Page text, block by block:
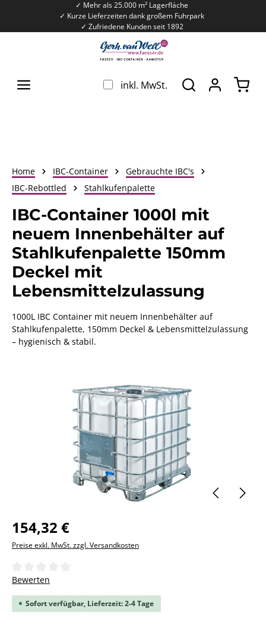
Zum Hauptinhalt springen
✓ Mehr als 25.000 m² Lagerfläche
✓ Kurze Lieferzeiten dank großem Fuhrpark
✓ Zufriedene Kunden seit 1892
inkl. MwSt.
Home IBC-Container
Gebrauchte IBC's
IBC-Rebottled
Stahlkufenpalette
IBC-Container 1000l mit
neuem Innenbehälter auf
Stahlkufenpalette 150mm
Deckel mit
Lebensmittelzulassung
1000L IBC Container mit neuem Innenbehälter auf
Stahlkufenpalette, 150mm Deckel & Lebensmittelzulassung
– hygienisch & stabil.
154,32 €
Preise exkl. MwSt. zzgl. Versandkosten
Durchschnittliche Bewertung von 0 von 5 Sternen
Bewerten
Sofort verfügbar, Lieferzeit: 2-4 Tage